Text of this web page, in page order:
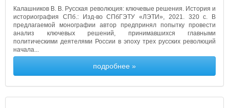
Калашников В. В. Русская революция: ключевые решения. История и
историография СПб.: Изд-во СПбГЭТУ «ЛЭТИ», 2021. 320 с. В
предлагаемой монографии автор предпринял попытку провести
анализ ключевых решений, принимавшихся главными
политическими деятелями России в эпоху трех русских революций
начала...
подробнее »